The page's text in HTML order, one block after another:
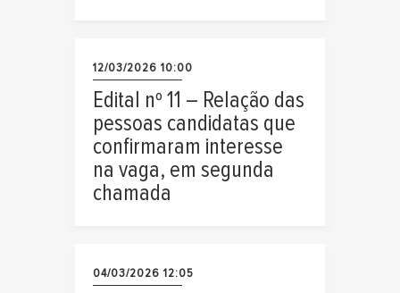
12/03/2026 10:00
Edital nº 11 – Relação das
pessoas candidatas que
confirmaram interesse
na vaga, em segunda
chamada
04/03/2026 12:05